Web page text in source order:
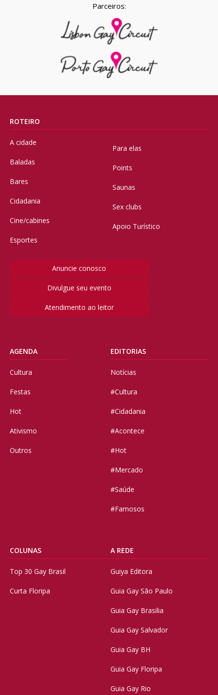
Parceiros:
ROTEIRO
A cidade
Baladas
Bares
Cidadania
Cine/cabines
Esportes
Para elas
Points
Saunas
Sex clubs
Apoio Turístico
Anuncie conosco
Divulgue seu evento
Atendimento ao leitor
AGENDA
Cultura
Festas
Hot
Ativismo
Outros
EDITORIAS
Notícias
#Cultura
#Cidadania
#Acontece
#Hot
#Mercado
#Saúde
#Famosos
COLUNAS
Top 30 Gay Brasil
Curta Floripa
A REDE
Guiya Editora
Guia Gay São Paulo
Guia Gay Brasilia
Guia Gay Salvador
Guia Gay BH
Guia Gay Floripa
Guia Gay Rio